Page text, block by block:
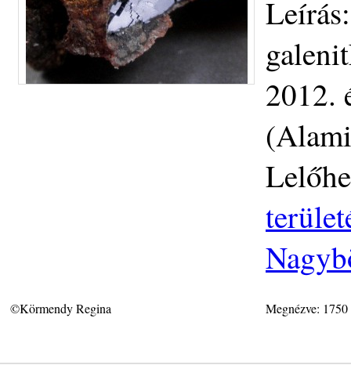
2012.
©Körmendy Regina Megnézve: